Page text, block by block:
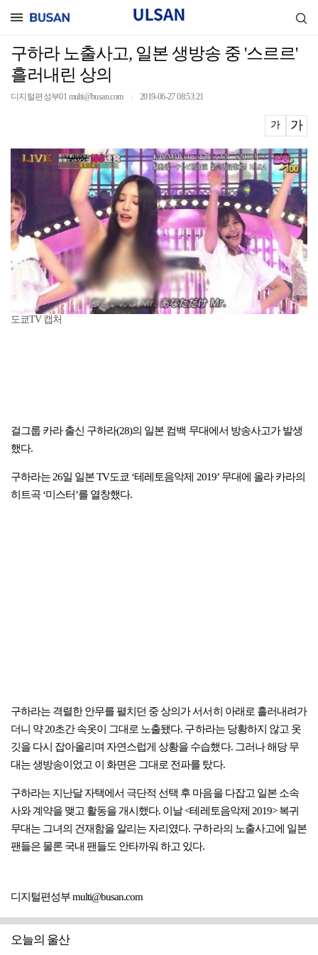
구하라 노출사고, 일본 생방송 중 '스르르'
흘러내린 상의
디지털편성부01 multi@busan.com 2019-06-27 08:53:21
가 가
도쿄TV 캡처
걸그룹 카라 출신 구하라(28)의 일본 컴백 무대에서 방송사고가 발생
했다.
구하라는 26일 일본 TV도쿄 ‘테레토음악제 2019’ 무대에 올라 카라의
히트곡 ‘미스터’를 열창했다.
구하라는 격렬한 안무를 펼치던 중 상의가 서서히 아래로 흘러내려가
더니 약 20초간 속옷이 그대로 노출됐다. 구하라는 당황하지 않고 옷
깃을 다시 잡아올리며 자연스럽게 상황을 수습했다. 그러나 해당 무
대는 생방송이었고 이 화면은 그대로 전파를 탔다.
구하라는 지난달 자택에서 극단적 선택 후 마음을 다잡고 일본 소속
사와 계약을 맺고 활동을 개시했다. 이날 <테레토음악제 2019> 복귀
무대는 그녀의 건재함을 알리는 자리였다. 구하라의 노출사고에 일본
팬들은 물론 국내 팬들도 안타까워 하고 있다.
디지털편성부 multi@busan.com
오늘의 울산